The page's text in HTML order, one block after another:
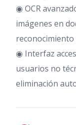
◉ OCR
imágenes en
reconocimiento
◉ Interfaz
usuarios no
eliminación